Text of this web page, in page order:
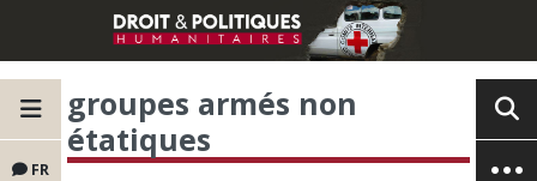
FR
groupes armés non
étatiques